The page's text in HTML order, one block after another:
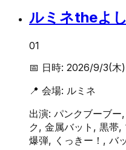
ルミネtheよ
01
📅 日時: 2026/9/3(木
📍 会場: ルミネ
出演: パンクブーブー
ク, 金属バット, 黒帯
爆弾, くっきー！, バ